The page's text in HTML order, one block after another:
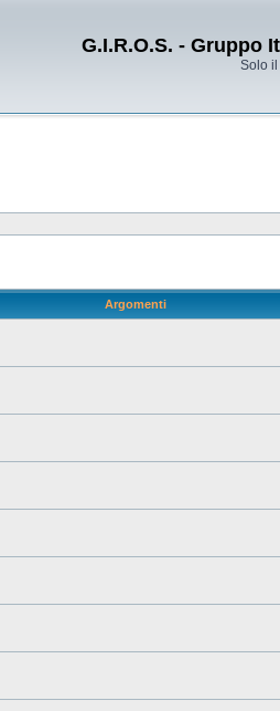
G.I.R.O.S. - Gruppo
Solo
Argomenti